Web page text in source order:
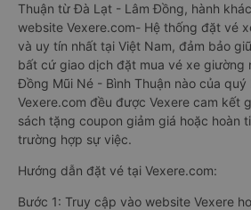
Thuận từ Đà Lạt - Lâm Đồng, hành
website Vexere.com- Hệ thống đặt vé
và uy tín nhất tại Việt Nam, đảm bảo
bất cứ giao dịch đặt mua vé xe giường
Đồng Mũi Né - Bình Thuận nào của
Vexere.com đều được Vexere cam kết
sách tặng coupon giảm giá hoặc hoàn
trường hợp sự việc.
Hướng dẫn đặt vé tại Vexere.com:
Bước 1: Truy cập vào website Vexere